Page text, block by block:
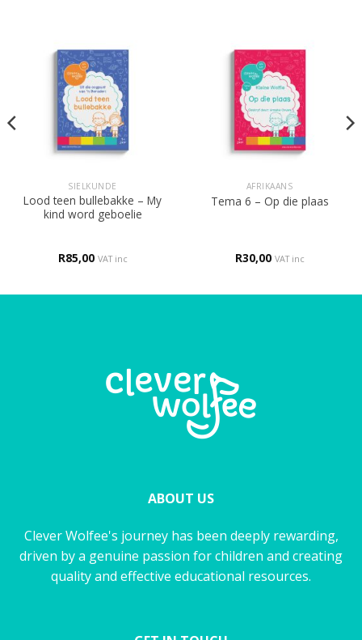
SIELKUNDE
Lood teen bullebakke – My
kind word geboelie
R85,00 VAT inc
AFRIKAANS
Tema 6 – Op die plaas
R30,00 VAT inc
ABOUT US
Clever Wolfee's journey has been deeply rewarding,
driven by a genuine passion for children and creating
quality and effective educational resources.